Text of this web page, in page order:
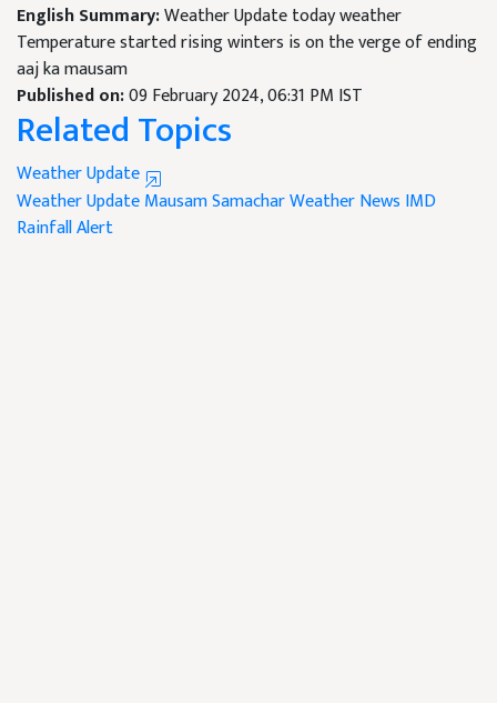
English Summary:Weather Update today weather
Temperature started rising winters is on the verge of ending
aaj ka mausam
Published on:09 February 2024, 06:31 PM IST
Related Topics
Weather Update
Weather UpdateMausam SamacharWeather News IMD
Rainfall Alert